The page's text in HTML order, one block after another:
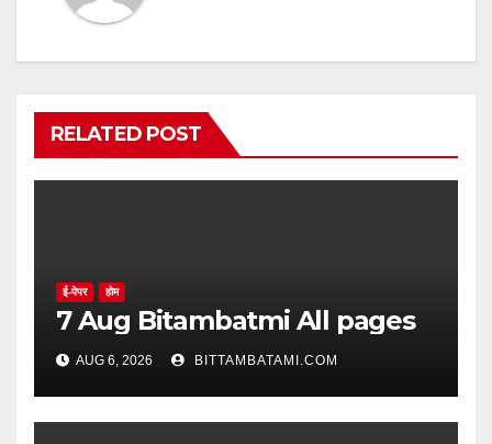
RELATED POST
ई-पेपर होम
7 Aug Bitambatmi All pages
AUG 6, 2026 BITTAMBATAMI.COM